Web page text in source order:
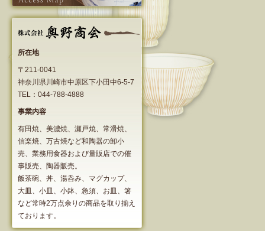
所在地
〒211-0041
神奈川県川崎市中原区下小田中6-5-7
TEL：044-788-4888
事業内容
有田焼、美濃焼、瀬戸焼、常滑焼、
信楽焼、万古焼など和陶器の卸小
売、業務用食器および量販店での催
事販売、陶器販売。
飯茶碗、丼、湯呑み、マグカップ、
大皿、小皿、小鉢、急須、お皿、箸
など常時2万点余りの商品を取り揃え
ております。